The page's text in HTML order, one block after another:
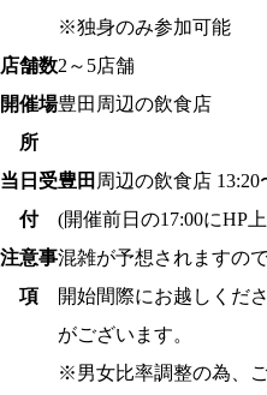
※独身のみ参加可能
店舗数2～5店舗
開催場
所
豊田周辺の飲食店
当日受
付
豊田 周辺の飲食店
(開催前日の17:00にHP
注意事
項
混雑が予想されますの
開始間際にお越しくだ
がございます。
※男女比率調整の為、